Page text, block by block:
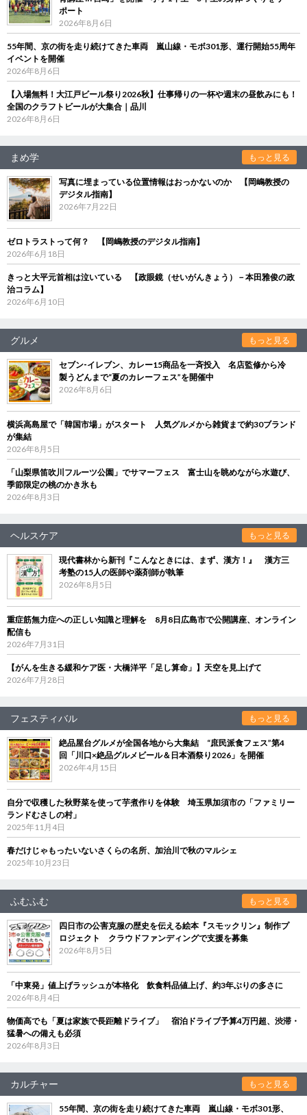
ポート
2026年8月6日
55年間、京の街を走り続けてきた車両 嵐山線・モボ301形、運行開始55周年
イベントを開催
2026年8月6日
【入場無料！大江戸ビール祭り2026秋】仕事帰りの一杯や週末の昼飲みにも！
全国のクラフトビールが大集合｜品川
2026年8月6日
まめ学 もっと見る
写真に埋まっている位置情報はおっかないのか 【岡嶋教授の
デジタル指南】
2026年7月22日
ゼロトラストって何？ 【岡嶋教授のデジタル指南】
2026年6月18日
きっと大平元首相は泣いている 【政眼鏡（せいがんきょう）－本田雅俊の政
治コラム】
2026年6月10日
グルメ もっと見る
セブン‐イレブン、カレー15商品を一斉投入 名店監修から冷
製うどんまで“夏のカレーフェス”を開催中
2026年8月6日
横浜高島屋で「韓国市場」がスタート 人気グルメから雑貨まで約30ブランド
が集結
2026年8月5日
「山梨県笛吹川フルーツ公園」でサマーフェス 富士山を眺めながら水遊び、
季節限定の桃のかき氷も
2026年8月3日
ヘルスケア もっと見る
現代書林から新刊『こんなときには、まず、漢方！』 漢方三
考塾の15人の医師や薬剤師が執筆
2026年8月5日
重症筋無力症への正しい知識と理解を 8月8日広島市で公開講座、オンライン
配信も
2026年7月31日
【がんを生きる緩和ケア医・大橋洋平「足し算命」】天空を見上げて
2026年7月28日
フェスティバル もっと見る
絶品屋台グルメが全国各地から大集結 “庶民派食フェス”第4
回「川口×絶品グルメビール＆日本酒祭り2026」を開催
2026年4月15日
自分で収穫した秋野菜を使って芋煮作りを体験 埼玉県加須市の「ファミリー
ランドむさしの村」
2025年11月4日
春だけじゃもったいないさくらの名所、加治川で秋のマルシェ
2025年10月23日
ふむふむ もっと見る
四日市の公害克服の歴史を伝える絵本『スモックリン』制作プ
ロジェクト クラウドファンディングで支援を募集
2026年8月5日
「中東発」値上げラッシュが本格化 飲食料品値上げ、約3年ぶりの多さに
2026年8月4日
物価高でも「夏は家族で長距離ドライブ」 宿泊ドライブ予算4万円超、渋滞・
猛暑への備えも必須
2026年8月3日
カルチャー もっと見る
55年間、京の街を走り続けてきた車両 嵐山線・モボ301形、